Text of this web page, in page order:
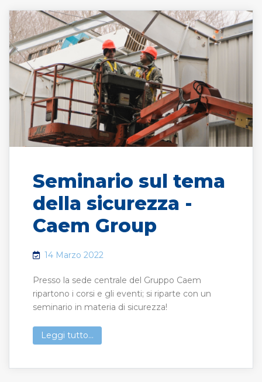
Seminario sul tema
della sicurezza -
Caem Group
14 Marzo 2022
Presso la sede centrale del Gruppo Caem
ripartono i corsi e gli eventi; si riparte con un
seminario in materia di sicurezza!
Leggi tutto...